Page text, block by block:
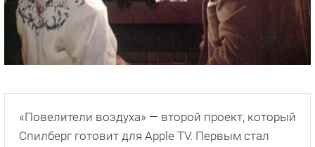
«Повелители воздуха» — второй проект, который
Спилберг готовит для Apple TV. Первым стал